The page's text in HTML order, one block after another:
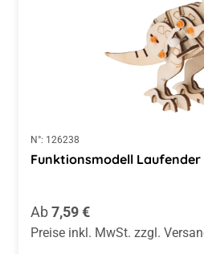
N°: 126238
Funktionsmodell Laufender
Regulärer Preis:
Ab7,59 €
Preise inkl. MwSt. zzgl.